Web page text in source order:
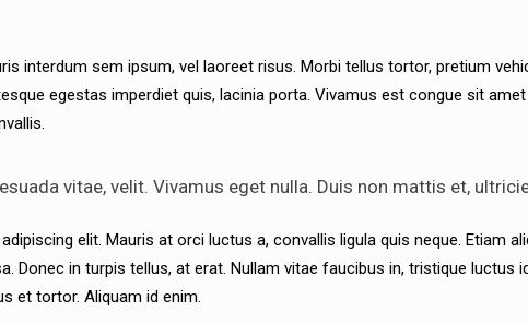
interdum sem ipsum, vel laoreet risus. Morbi tellus tortor, pretium
egestas imperdiet quis, lacinia porta. Vivamus est congue sit
vitae, velit. Vivamus eget nulla. Duis non mattis et,
elit. Mauris at orci luctus a, convallis ligula quis neque. Etiam
Donec in turpis tellus, at erat. Nullam vitae faucibus in, tristique luctus
et tortor. Aliquam id enim.